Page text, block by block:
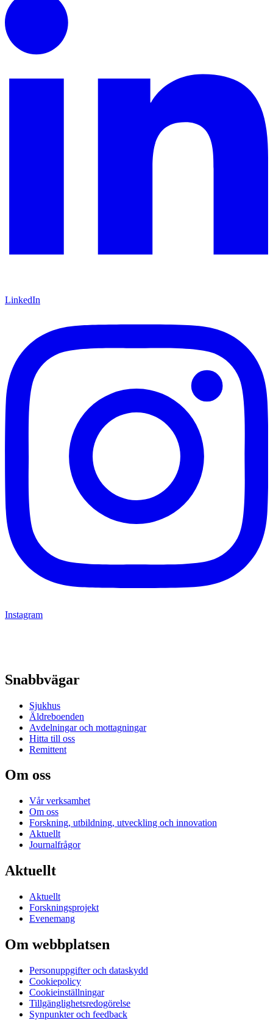
LinkedIn
Instagram
Snabbvägar
Sjukhus
Äldreboenden
Avdelningar och mottagningar
Hitta till oss
Remittent
Om oss
Vår verksamhet
Om oss
Forskning, utbildning, utveckling och innovation
Aktuellt
Journalfrågor
Aktuellt
Aktuellt
Forskningsprojekt
Evenemang
Om webbplatsen
Personuppgifter och dataskydd
Cookiepolicy
Cookieinställningar
Tillgänglighetsredogörelse
Synpunkter och feedback